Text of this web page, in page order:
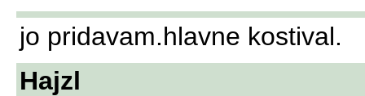
jo pridavam.hlavne kostival.
Hajzl